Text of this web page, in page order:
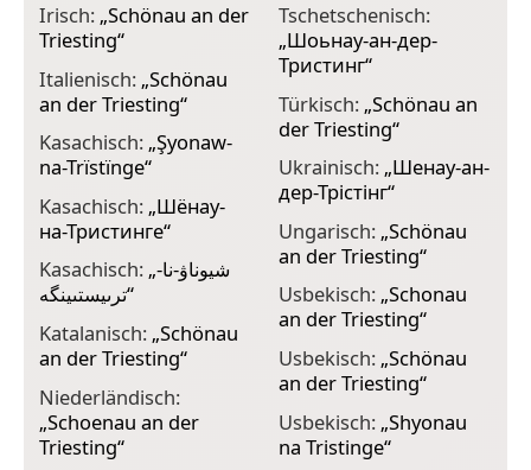
Irisch: „Schönau an der
Triesting“
Italienisch: „Schönau
an der Triesting“
Kasachisch: „Şyonaw-
na-Trïstïnge“
Kasachisch: „Шёнау-
на-Тристинге“
Kasachisch: „شيوناۋ-نا-
ترىيستىينگە“
Katalanisch: „Schönau
an der Triesting“
Niederländisch:
„Schoenau an der
Triesting“
Tschetschenisch:
„Шоьнау-ан-дер-
Тристинг“
Türkisch: „Schönau an
der Triesting“
Ukrainisch: „Шенау-ан-
дер-Трістінг“
Ungarisch: „Schönau
an der Triesting“
Usbekisch: „Schonau
an der Triesting“
Usbekisch: „Schönau
an der Triesting“
Usbekisch: „Shyonau
na Tristinge“